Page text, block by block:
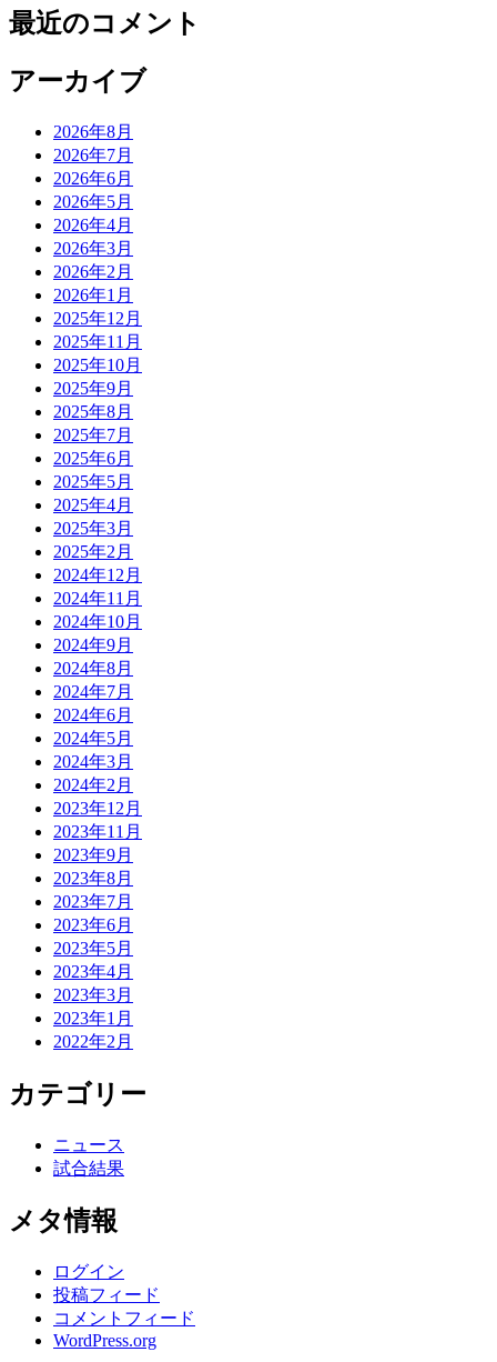
最近のコメント
アーカイブ
2026年8月
2026年7月
2026年6月
2026年5月
2026年4月
2026年3月
2026年2月
2026年1月
2025年12月
2025年11月
2025年10月
2025年9月
2025年8月
2025年7月
2025年6月
2025年5月
2025年4月
2025年3月
2025年2月
2024年12月
2024年11月
2024年10月
2024年9月
2024年8月
2024年7月
2024年6月
2024年5月
2024年3月
2024年2月
2023年12月
2023年11月
2023年9月
2023年8月
2023年7月
2023年6月
2023年5月
2023年4月
2023年3月
2023年1月
2022年2月
カテゴリー
ニュース
試合結果
メタ情報
ログイン
投稿フィード
コメントフィード
WordPress.org